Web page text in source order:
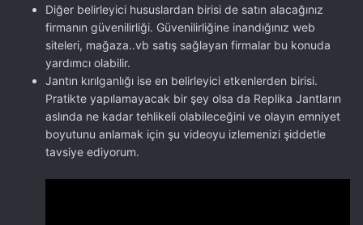
Diğer belirleyici hususlardan birisi de satın alacağınız
firmanın güvenilirliği. Güvenilirliğine inandığınız web
siteleri, mağaza..vb satış sağlayan firmalar bu konuda
yardımcı olabilir.
Jantın kırılganlığı ise en belirleyici etkenlerden birisi.
Pratikte yapılamayacak bir şey olsa da Replika Jantların
aslında ne kadar tehlikeli olabileceğini ve olayın emniyet
boyutunu anlamak için şu videoyu izlemenizi şiddetle
tavsiye ediyorum.